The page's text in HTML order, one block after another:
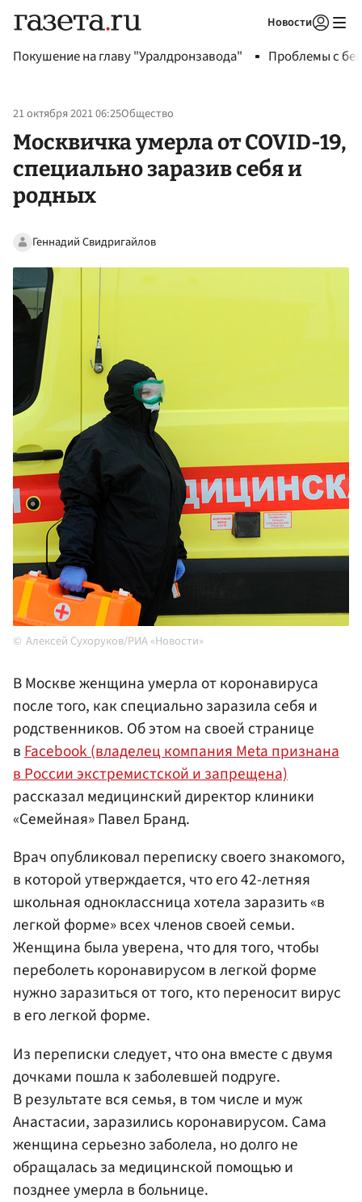
Новости
Покушение на главу "Уралдронзавода" Проблемы с
21 октября 2021 06:25Общество
Москвичка умерла от COVID-19,
специально заразив себя и
родных
Геннадий Свидригайлов
Алексей Сухоруков/РИА «Новости»
В Москве женщина умерла от коронавируса
после того, как специально заразила себя и
родственников. Об этом на своей странице
вFacebook (владелец компания Meta признана
в России экстремистской и запрещена)
рассказал медицинский директор клиники
«Семейная» Павел Бранд.
Врач опубликовал переписку своего знакомого,
в которой утверждается, что его 42-летняя
школьная одноклассница хотела заразить «в
легкой форме» всех членов своей семьи.
Женщина была уверена, что для того, чтобы
переболеть коронавирусом в легкой форме
нужно заразиться от того, кто переносит вирус
в его легкой форме.
Из переписки следует, что она вместе с двумя
дочками пошла к заболевшей подруге.
В результате вся семья, в том числе и муж
Анастасии, заразились коронавирусом. Сама
женщина серьезно заболела, но долго не
обращалась за медицинской помощью и
позднее умерла в больнице.